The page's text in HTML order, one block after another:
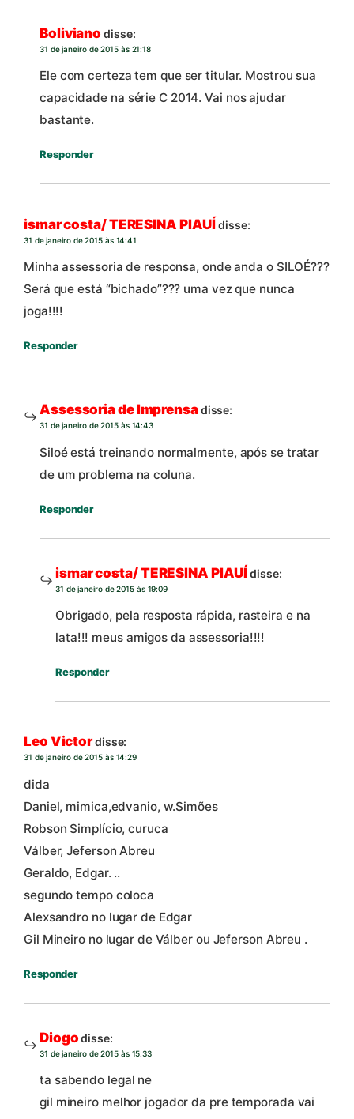
Boliviano disse:
31 de janeiro de 2015 às 21:18
Ele com certeza tem que ser titular. Mostrou sua
capacidade na série C 2014. Vai nos ajudar
bastante.
Responder
ismar costa/ TERESINA PIAUÍdisse:
31 de janeiro de 2015 às 14:41
Minha assessoria de responsa, onde anda o SILOÉ???
Será que está “bichado”??? uma vez que nunca
joga!!!!
Responder
Assessoria de Imprensadisse:
31 de janeiro de 2015 às 14:43
Siloé está treinando normalmente, após se tratar
de um problema na coluna.
Responder
ismar costa/ TERESINA PIAUÍdisse:
31 de janeiro de 2015 às 19:09
Obrigado, pela resposta rápida, rasteira e na
lata!!! meus amigos da assessoria!!!!
Responder
Leo Victordisse:
31 de janeiro de 2015 às 14:29
dida
Daniel, mimica,edvanio, w.Simões
Robson Simplício, curuca
Válber, Jeferson Abreu
Geraldo, Edgar. ..
segundo tempo coloca
Alexsandro no lugar de Edgar
Gil Mineiro no lugar de Válber ou Jeferson Abreu .
Responder
Diogo disse:
31 de janeiro de 2015 às 15:33
ta sabendo legal ne
gil mineiro melhor jogador da pre temporada vai